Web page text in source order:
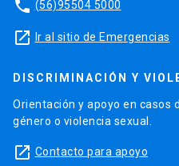
phone (56)95504 5000
launch Ir al sitio de Emergencias
DISCRIMINACIÓN Y
Orientación y apoyo en casos
género o violencia sexual.
launch Contacto para apoyo